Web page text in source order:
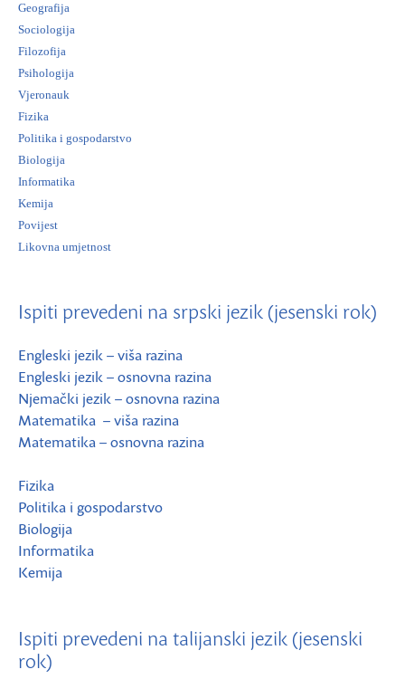
Geografija
Sociologija
Filozofija
Psihologija
Vjeronauk
Fizika
Politika i gospodarstvo
Biologija
Informatika
Kemija
Povijest
Likovna umjetnost
Ispiti prevedeni na srpski jezik (jesenski rok)
Engleski jezik – viša razina
Engleski jezik – osnovna razina
Njemački jezik – osnovna razina
Matematika – viša razina
Matematika – osnovna razina
Fizika
Politika i gospodarstvo
Biologija
Informatika
Kemija
Ispiti prevedeni na talijanski jezik (jesenski
rok)